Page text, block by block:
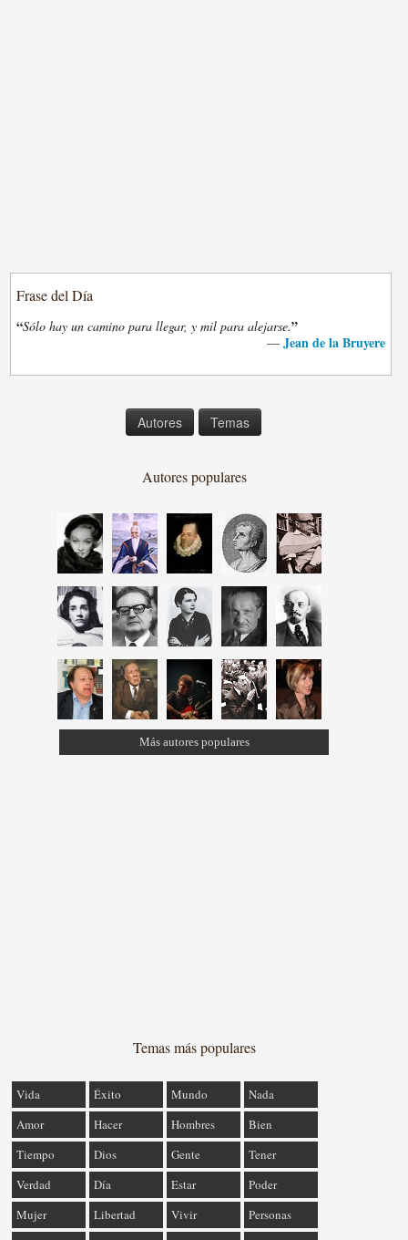
Frase del Día
“Sólo hay un camino para llegar, y mil para alejarse.”
— Jean de la Bruyere
Autores Temas
Autores populares
Más autores populares
Temas más populares
Vida Éxito Mundo
Nada
Amor
Hacer Hombres
Bien
Tiempo
Dios Gente
Tener
Verdad
Día Estar
Poder
Mujer
Libertad Vivir
Personas